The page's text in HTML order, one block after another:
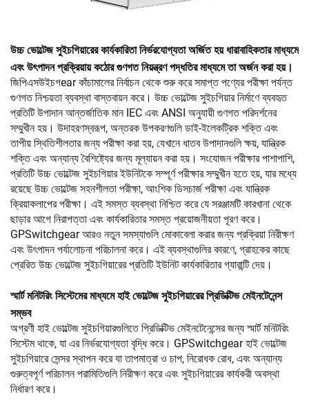
উচ্চ ভোল্টেজ সুইচগিয়ারের কার্যকারিতা নির্ভরযোগ্যতা অর্জিত হয় ধারাবাহিকতার মাধ্যমে
এবং উৎপাদন প্রক্রিয়ায় কঠোর গুণগত নিয়ন্ত্রণ পদ্ধতির মাধ্যমে তা অর্জন করা হয়।
জিপিএসউইচগear কাঁচামালের নির্বাচন থেকে শুরু করে সমাপ্ত পণ্যের পরীক্ষা পর্যন্ত
গুণগত নিশ্চয়তা ব্যবস্থা বাস্তবায়ন করে। উচ্চ ভোল্টেজ সুইচগিয়ার নির্মাণে ব্যবহৃত
প্রতিটি উপাদান আন্তর্জাতিক মান IEC এবং ANSI অনুযায়ী গুণগত পরিদর্শনের
সম্মুখীন হয়। উদাহরণস্বরূপ, অন্তরক উপকরণগুলি ডাই-ইলেকট্রিক শক্তি এবং
তাপীয় স্থিতিশীলতার জন্য পরীক্ষা করা হয়, যেখানে ধাতব উপাদানগুলি ক্ষয়, যান্ত্রিক
শক্তি এবং অন্যান্য বৈশিষ্ট্যের জন্য মূল্যায়ন করা হয়। সংযোজন পরীক্ষার পাশাপাশি,
প্রতিটি উচ্চ ভোল্টেজ সুইচগিয়ার ইউনিটকে সম্পূর্ণ পরীক্ষার সম্মুখীন হতে হয়, যার মধ্যে
রয়েছে উচ্চ ভোল্টেজ সহনশীলতা পরীক্ষা, আংশিক ডিসচার্জ পরীক্ষা এবং যান্ত্রিক
ক্রিয়াকলাপের পরীক্ষা। এই সমস্ত ব্যবস্থা নিশ্চিত করে যে সরঞ্জামটি কারখানা থেকে
ছাড়ার আগে নিরাপত্তা এবং কার্যকারিতার সমস্ত প্রয়োজনীয়তা পূরণ করে।
GPSwitchgear আরও নতুন সমস্যাগুলি মোকাবেলা করার জন্য প্রক্রিয়া নিরীক্ষণ
এবং উৎপাদন পর্যালোচনা পরিচালনা করে। এই ব্যবস্থাগুলির কারণে, গ্রাহকের কাছে
প্রেরিত উচ্চ ভোল্টেজ সুইচগিয়ারের প্রতিটি ইউনিট কার্যকারিতার গ্যারান্টি দেয়।
স্মার্ট মনিটরিং সিস্টেমের মাধ্যমে হাই ভোল্টেজ সুইচগিয়ারের প্রিডিক্টিভ মেইনটেনেন্স
সম্ভব
অগ্রণী হাই ভোল্টেজ সুইচগিয়ারগুলিতে প্রিডিক্টিভ মেইনটেনেন্সের জন্য স্মার্ট মনিটরিং
সিস্টেম থাকে, যা এর নির্ভরযোগ্যতা বৃদ্ধি করে। GPSwitchgear হাই ভোল্টেজ
সুইচগিয়ারে সেন্সর স্থাপন করে যা তাপমাত্রা ও চাপ, নিরোধক রোধ, এবং অন্যান্য
গুরুত্বপূর্ণ পরিচালন পরামিতিগুলি নিরীক্ষণ করে এবং সুইচগিয়ারের কার্যকরী অবস্থা
নির্ধারণ করে।